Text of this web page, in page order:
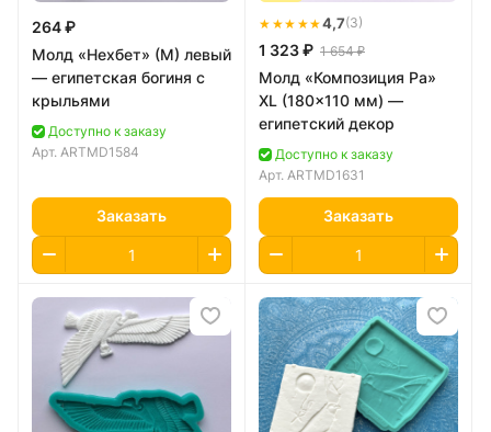
264 ₽
Молд «Нехбет» (М) левый
— египетская богиня с
крыльями
Доступно к заказу
Арт. ARTMD1584
Заказать
★★★★★4,7(3)
1 323 ₽ 1 654 ₽
Молд «Композиция Ра»
XL (180×110 мм) —
египетский декор
Доступно к заказу
Арт. ARTMD1631
Заказать